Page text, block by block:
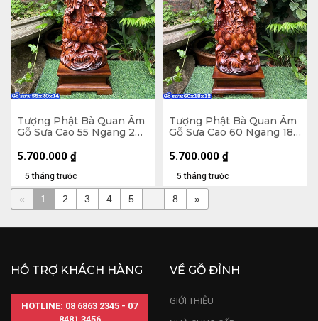
Tượng Phật Bà Quan Âm
Gỗ Sưa Cao 55 Ngang 20
5 tháng trước
5.700.000 ₫
Tượng Phật Bà Quan Âm
Gỗ Sưa Cao 60 Ngang 18
5 tháng trước
5.700.000 ₫
« 1 2 3 4 5 8 »
HỖ TRỢ KHÁCH HÀNG
HOTLINE: 08 6863 2345 - 07
VỀ GỖ ĐỈNH
GIỚI THIỆU